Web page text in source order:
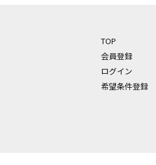
TOP
会員登録
ログイン
希望条件登録